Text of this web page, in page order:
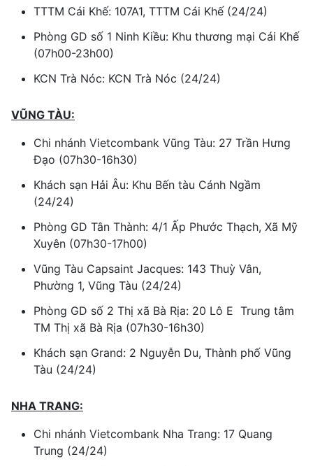
TTTM Cái Khế: 107A1, TTTM Cái Khế (24/24)
Phòng GD số 1 Ninh Kiều: Khu thương mại Cái Khế
(07h00-23h00)
KCN Trà Nóc: KCN Trà Nóc (24/24)
VŨNG TÀU:
Chi nhánh Vietcombank Vũng Tàu: 27 Trần Hưng
Đạo (07h30-16h30)
Khách sạn Hải Âu: Khu Bến tàu Cánh Ngầm
(24/24)
Phòng GD Tân Thành: 4/1 Ấp Phước Thạch, Xã Mỹ
Xuyên (07h30-17h00)
Vũng Tàu Capsaint Jacques: 143 Thuỳ Vân,
Phường 1, Vũng Tàu (24/24)
Phòng GD số 2 Thị xã Bà Rịa: 20 Lô E Trung tâm
TM Thị xã Bà Rịa (07h30-16h30)
Khách sạn Grand: 2 Nguyễn Du, Thành phố Vũng
Tàu (24/24)
NHA TRANG:
Chi nhánh Vietcombank Nha Trang: 17 Quang
Trung (24/24)